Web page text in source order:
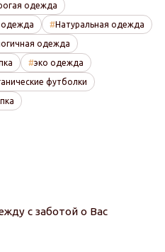
одежда
одежда Натуральная одежда
одежда
эко одежда
футболки
с заботой о Вас